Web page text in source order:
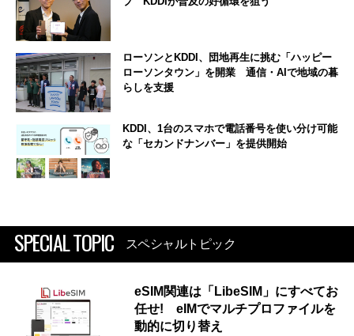
ローソンとKDDI、団地再生に挑む「ハッピー
ローソンタウン」を開業 通信・AIで地域の暮
らしを支援
KDDI、1台のスマホで電話番号を使い分け可能
な「セカンドナンバー」を提供開始
SPECIAL TOPIC スペシャルトピック
eSIM関連は「LibeSIM」にすべてお
任せ! eIMでマルチプロファイルを
動的に切り替え